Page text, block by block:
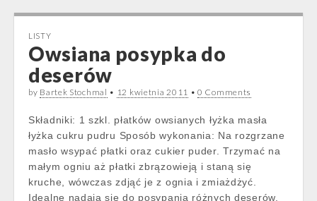
LISTY
Owsiana posypka do
deserów
by Bartek Stochmal • 12 kwietnia 2011 •0 Comments
Składniki: 1 szkl. płatków owsianych łyżka masła
łyżka cukru pudru Sposób wykonania: Na rozgrzane
masło wsypać płatki oraz cukier puder. Trzymać na
małym ogniu aż płatki zbrązowieją i staną się
kruche, wówczas zdjąć je z ognia i zmiażdżyć.
Idealne nadają się do posypania różnych deserów.